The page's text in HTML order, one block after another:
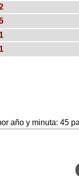
año y minuta: 45